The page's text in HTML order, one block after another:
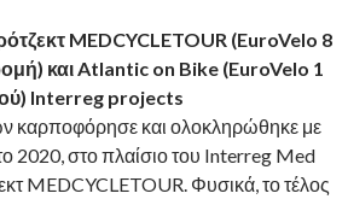
MEDCYCLETOUR (EuroVelo 8
και Atlantic on Bike (EuroVelo 1
Interreg projects
καρποφόρησε και ολοκληρώθηκε με
2020, στο πλαίσιο του Interreg Med
MEDCYCLETOUR. Φυσικά, το τέλος